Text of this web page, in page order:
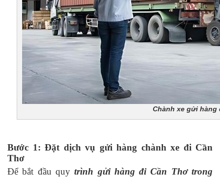
Chành xe gửi hàng
Bước 1: Đặt dịch vụ gửi hàng chành xe đi Cần
Thơ
Để bắt đầu quytrình gửi hàng đi Cần Thơ trong